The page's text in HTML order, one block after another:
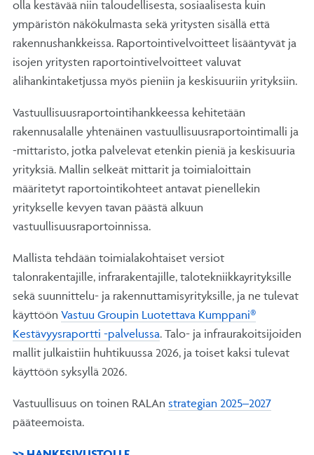
olla kestävää niin taloudellisesta, sosiaalisesta kuin
ympäristön näkökulmasta sekä yritysten sisällä että
rakennushankkeissa. Raportointivelvoitteet lisääntyvät ja
isojen yritysten raportointivelvoitteet valuvat
alihankintaketjussa myös pieniin ja keskisuuriin yrityksiin.
Vastuullisuusraportointihankkeessa kehitetään
rakennusalalle yhtenäinen vastuullisuusraportointimalli ja
-mittaristo, jotka palvelevat etenkin pieniä ja keskisuuria
yrityksiä. Mallin selkeät mittarit ja toimialoittain
määritetyt raportointikohteet antavat pienellekin
yritykselle kevyen tavan päästä alkuun
vastuullisuusraportoinnissa.
Mallista tehdään toimialakohtaiset versiot
talonrakentajille, infrarakentajille, talotekniikkayrityksille
sekä suunnittelu- ja rakennuttamisyrityksille, ja ne tulevat
käyttöön Vastuu Groupin Luotettava Kumppani®
Kestävyysraportti -palvelussa. Talo- ja infraurakoitsijoiden
mallit julkaistiin huhtikuussa 2026, ja toiset kaksi tulevat
käyttöön syksyllä 2026.
Vastuullisuus on toinen RALAn strategian 2025–2027
pääteemoista.